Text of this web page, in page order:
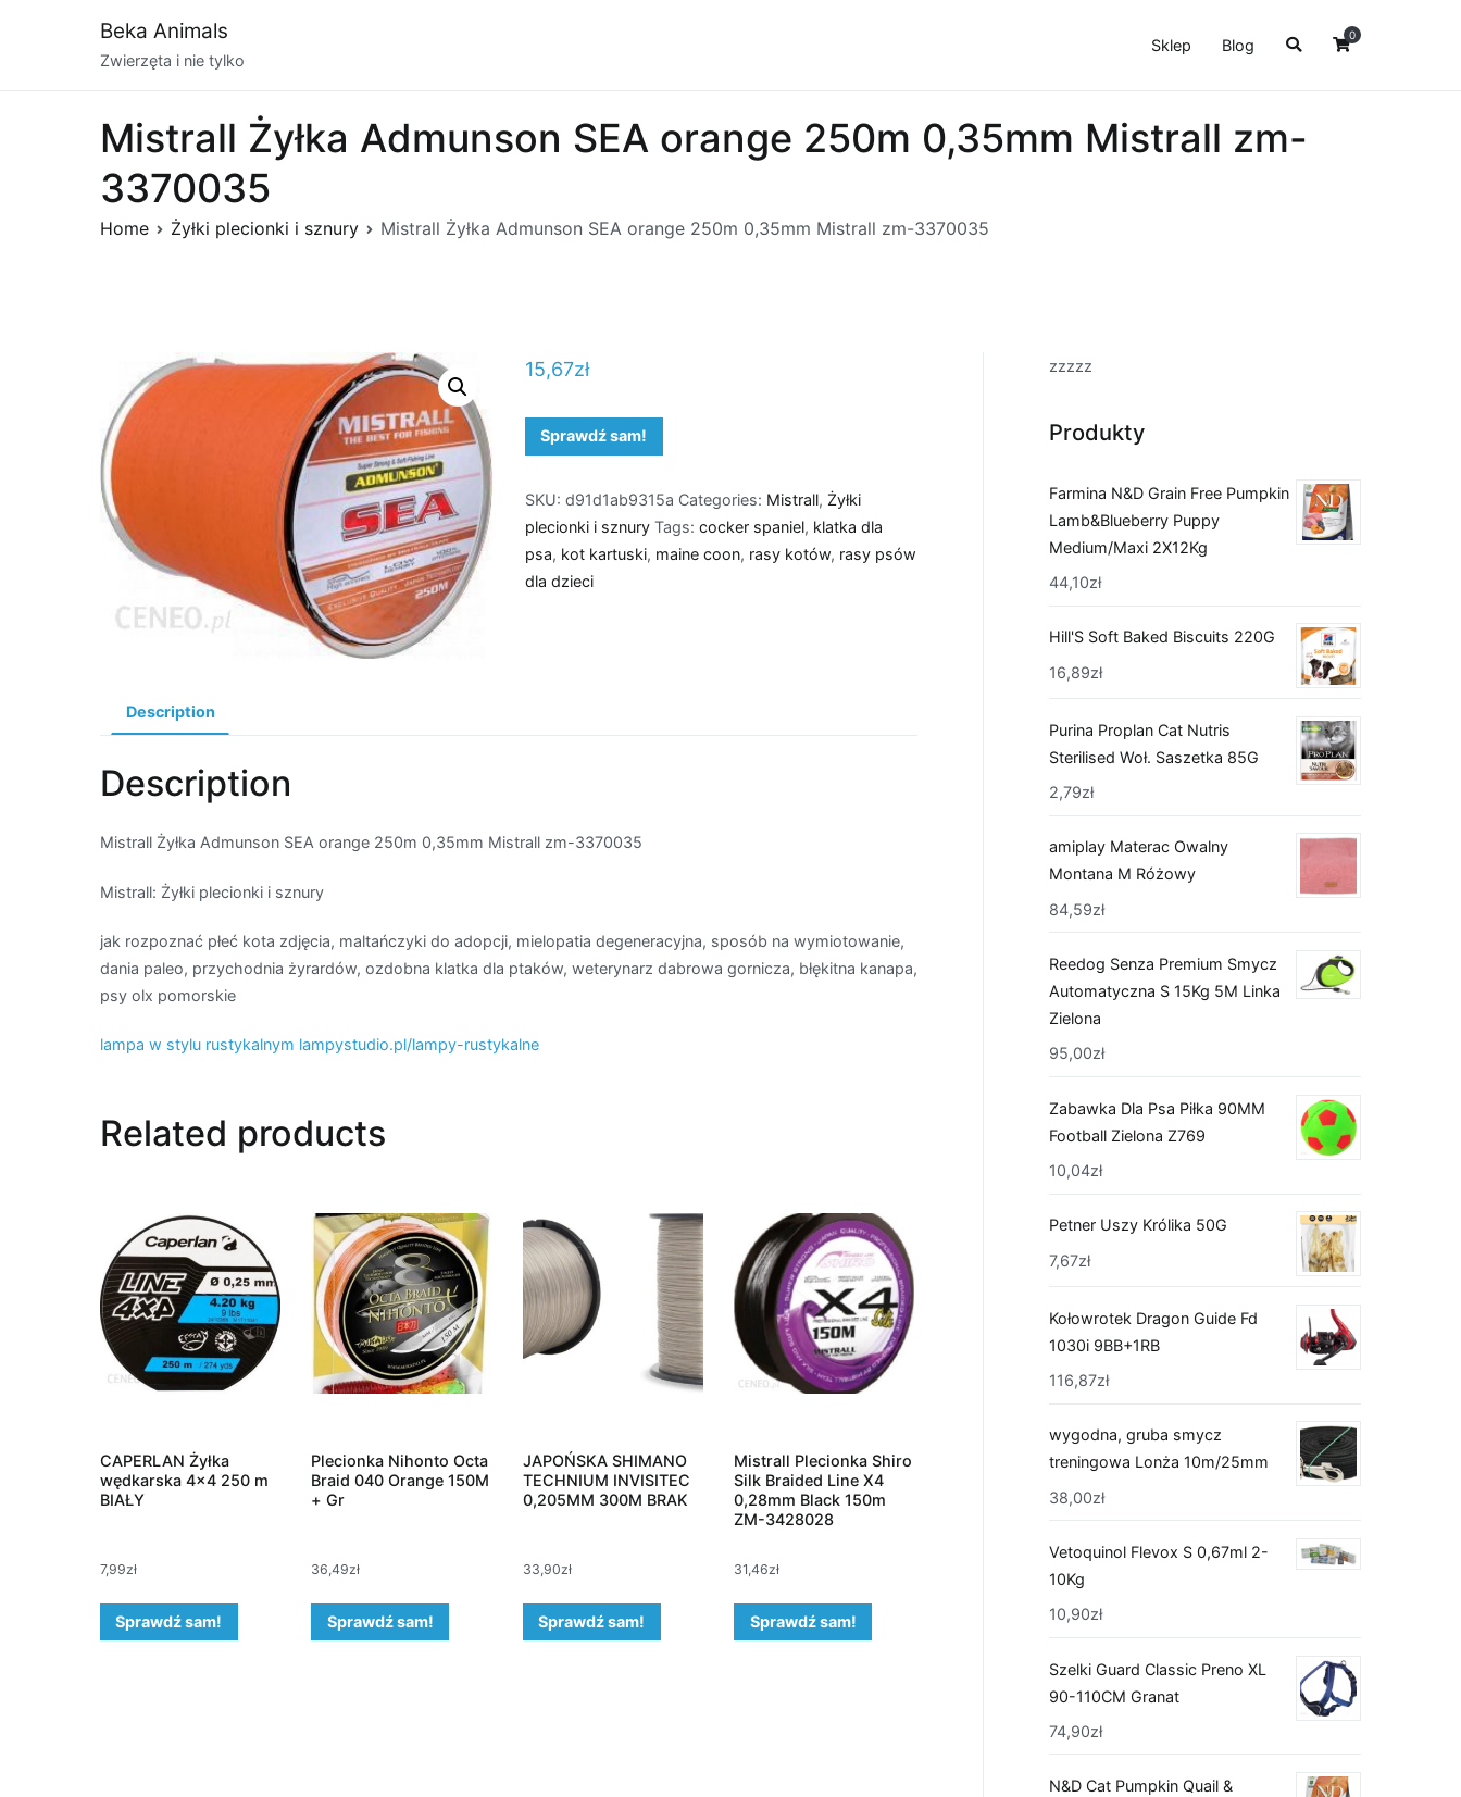
Beka Animals
Zwierzęta i nie tylko
Sklep Blog
0
Mistrall Żyłka Admunson SEA orange 250m 0,35mm Mistrall zm-
3370035
Home Żyłki plecionki i sznury Mistrall Żyłka Admunson SEA orange 250m 0,35mm Mistrall zm-3370035
15,67zł
Sprawdź sam!
SKU:d91d1ab9315a Categories: Mistrall,Żyłki
plecionki i sznury Tags:cocker spaniel, klatka dla
psa, kot kartuski, maine coon, rasy kotów, rasy psów
dla dzieci
Description
Description
Mistrall Żyłka Admunson SEA orange 250m 0,35mm Mistrall zm-3370035
Mistrall: Żyłki plecionki i sznury
jak rozpoznać płeć kota zdjęcia, maltańczyki do adopcji, mielopatia degeneracyjna, sposób na wymiotowanie,
dania paleo, przychodnia żyrardów, ozdobna klatka dla ptaków, weterynarz dabrowa gornicza, błękitna kanapa,
psy olx pomorskie
lampa w stylu rustykalnym lampystudio.pl/lampy-rustykalne
Related products
CAPERLAN Żyłka
wędkarska 4×4 250 m
BIAŁY
7,99zł
Sprawdź sam!
Plecionka Nihonto Octa
Braid 040 Orange 150M
+ Gr
36,49zł
Sprawdź sam!
JAPOŃSKA SHIMANO
TECHNIUM INVISITEC
0,205MM 300M BRAK
33,90zł
Sprawdź sam!
Mistrall Plecionka Shiro
Silk Braided Line X4
0,28mm Black 150m
ZM-3428028
31,46zł
Sprawdź sam!
zzzzz
Produkty
Farmina N&D Grain Free Pumpkin
Lamb&Blueberry Puppy
Medium/Maxi 2X12Kg
44,10zł
Hill'S Soft Baked Biscuits 220G
16,89zł
Purina Proplan Cat Nutris
Sterilised Woł. Saszetka 85G
2,79zł
amiplay Materac Owalny
Montana M Różowy
84,59zł
Reedog Senza Premium Smycz
Automatyczna S 15Kg 5M Linka
Zielona
95,00zł
Zabawka Dla Psa Piłka 90MM
Football Zielona Z769
10,04zł
Petner Uszy Królika 50G
7,67zł
Kołowrotek Dragon Guide Fd
1030i 9BB+1RB
116,87zł
wygodna, gruba smycz
treningowa Lonża 10m/25mm
38,00zł
Vetoquinol Flevox S 0,67ml 2-
10Kg
10,90zł
Szelki Guard Classic Preno XL
90-110CM Granat
74,90zł
N&D Cat Pumpkin Quail &